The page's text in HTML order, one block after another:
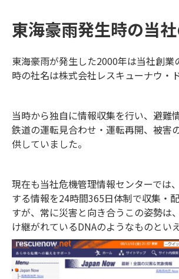
報道でよく耳に
説します。
東海豪雨発生時の当
東海豪雨が発生した2000年は当社創業
時の社名は株式会社レスキューナウ・
当時から独自に情報収集を行い、避難
鉄道の運転見合わせ・運転再開、被害
供していました。
現在も当社危機管理情報センターでは
する情報を24時間365日体制で収集・
すが、常に災害と向き合うこの姿勢は
け継がれているDNAのようなものといえ